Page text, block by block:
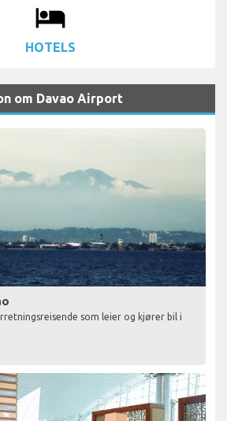
local_hotel
HOTELS
om Davao Airport
som leier og kjører bil i